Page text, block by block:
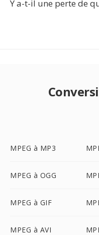
Y a-t-il une perte de
MPEG à MP3
MPEG à OGG
MPEG à GIF
MPEG à AVI